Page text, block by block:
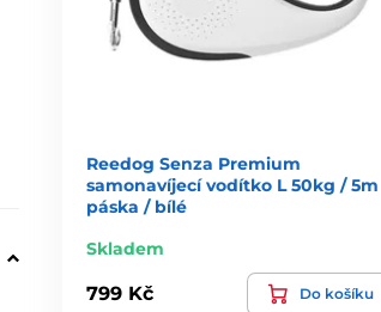
Reedog Senza Premium
samonavíjecí vodítko L 50kg / 5m
páska / bílé
Skladem
799 Kč Do košíku